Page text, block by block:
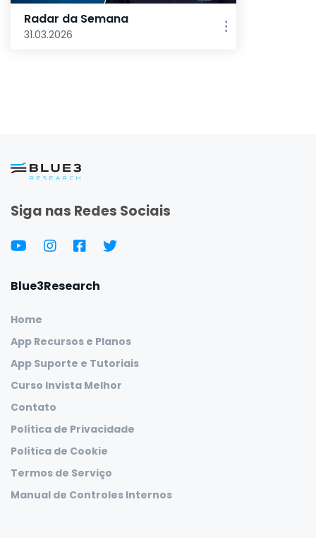
Radar da Semana
31.03.2026
Siga nas Redes Sociais
Blue3Research
Home
App Recursos e Planos
App Suporte e Tutoriais
Curso Invista Melhor
Contato
Política de Privacidade
Política de Cookie
Termos de Serviço
Manual de Controles Internos